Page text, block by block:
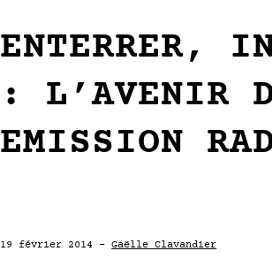
ENTERRER,
: L’AVENIR
EMISSION
19 février 2014 -Gaëlle Clavandier